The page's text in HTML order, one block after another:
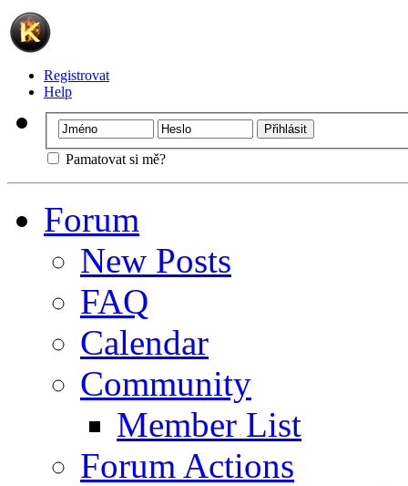
Registrovat
Help
Pamatovat si mě?
Forum
New Posts
FAQ
Calendar
Community
Member List
Forum Actions